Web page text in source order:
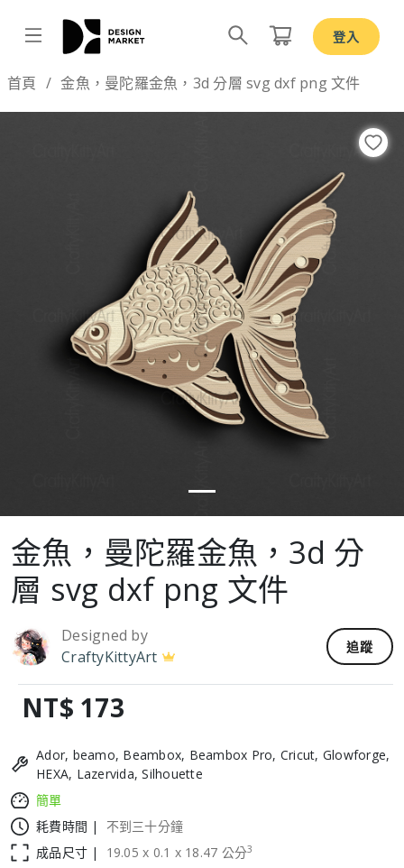
登入
首頁 金魚，曼陀羅金魚，3d 分層 svg dxf png 文件
Previous
金魚，曼陀羅金魚，3d 分
層 svg dxf png 文件
Designed by
CraftyKittyArt
追蹤
NT$ 173
Ador, beamo, Beambox, Beambox Pro, Cricut, Glowforge,
HEXA, Lazervida, Silhouette
簡單
耗費時間 |
不到三十分鐘
成品尺寸 |
19.05 x 0.1 x 18.47 公分3